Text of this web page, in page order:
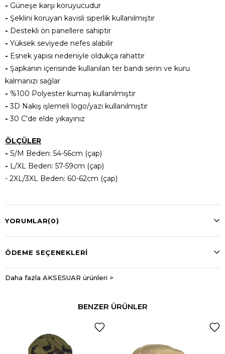
- Güneşe karşı koruyucudur
- Şeklini koruyan kavisli siperlik kullanılmıştır
- Destekli ön panellere sahiptir
- Yüksek seviyede nefes alabilir
- Esnek yapısı nedeniyle oldukça rahattır
- Şapkanın içerisinde kullanılan ter bandı serin ve kuru
kalmanızı sağlar
- %100 Polyester kumaş kullanılmıştır
-3D Nakış işlemeli logo/yazı kullanılmıştır
-30 C'de elde yıkayınız
ÖLÇÜLER
- S/M Beden: 54-56cm (çap)
- L/XL Beden: 57-59cm (çap)
- 2XL/3XL Beden: 60-62cm (çap)
YORUMLAR(0)
ÖDEME SEÇENEKLERI
Daha fazla AKSESUAR ürünleri >
BENZER ÜRÜNLER